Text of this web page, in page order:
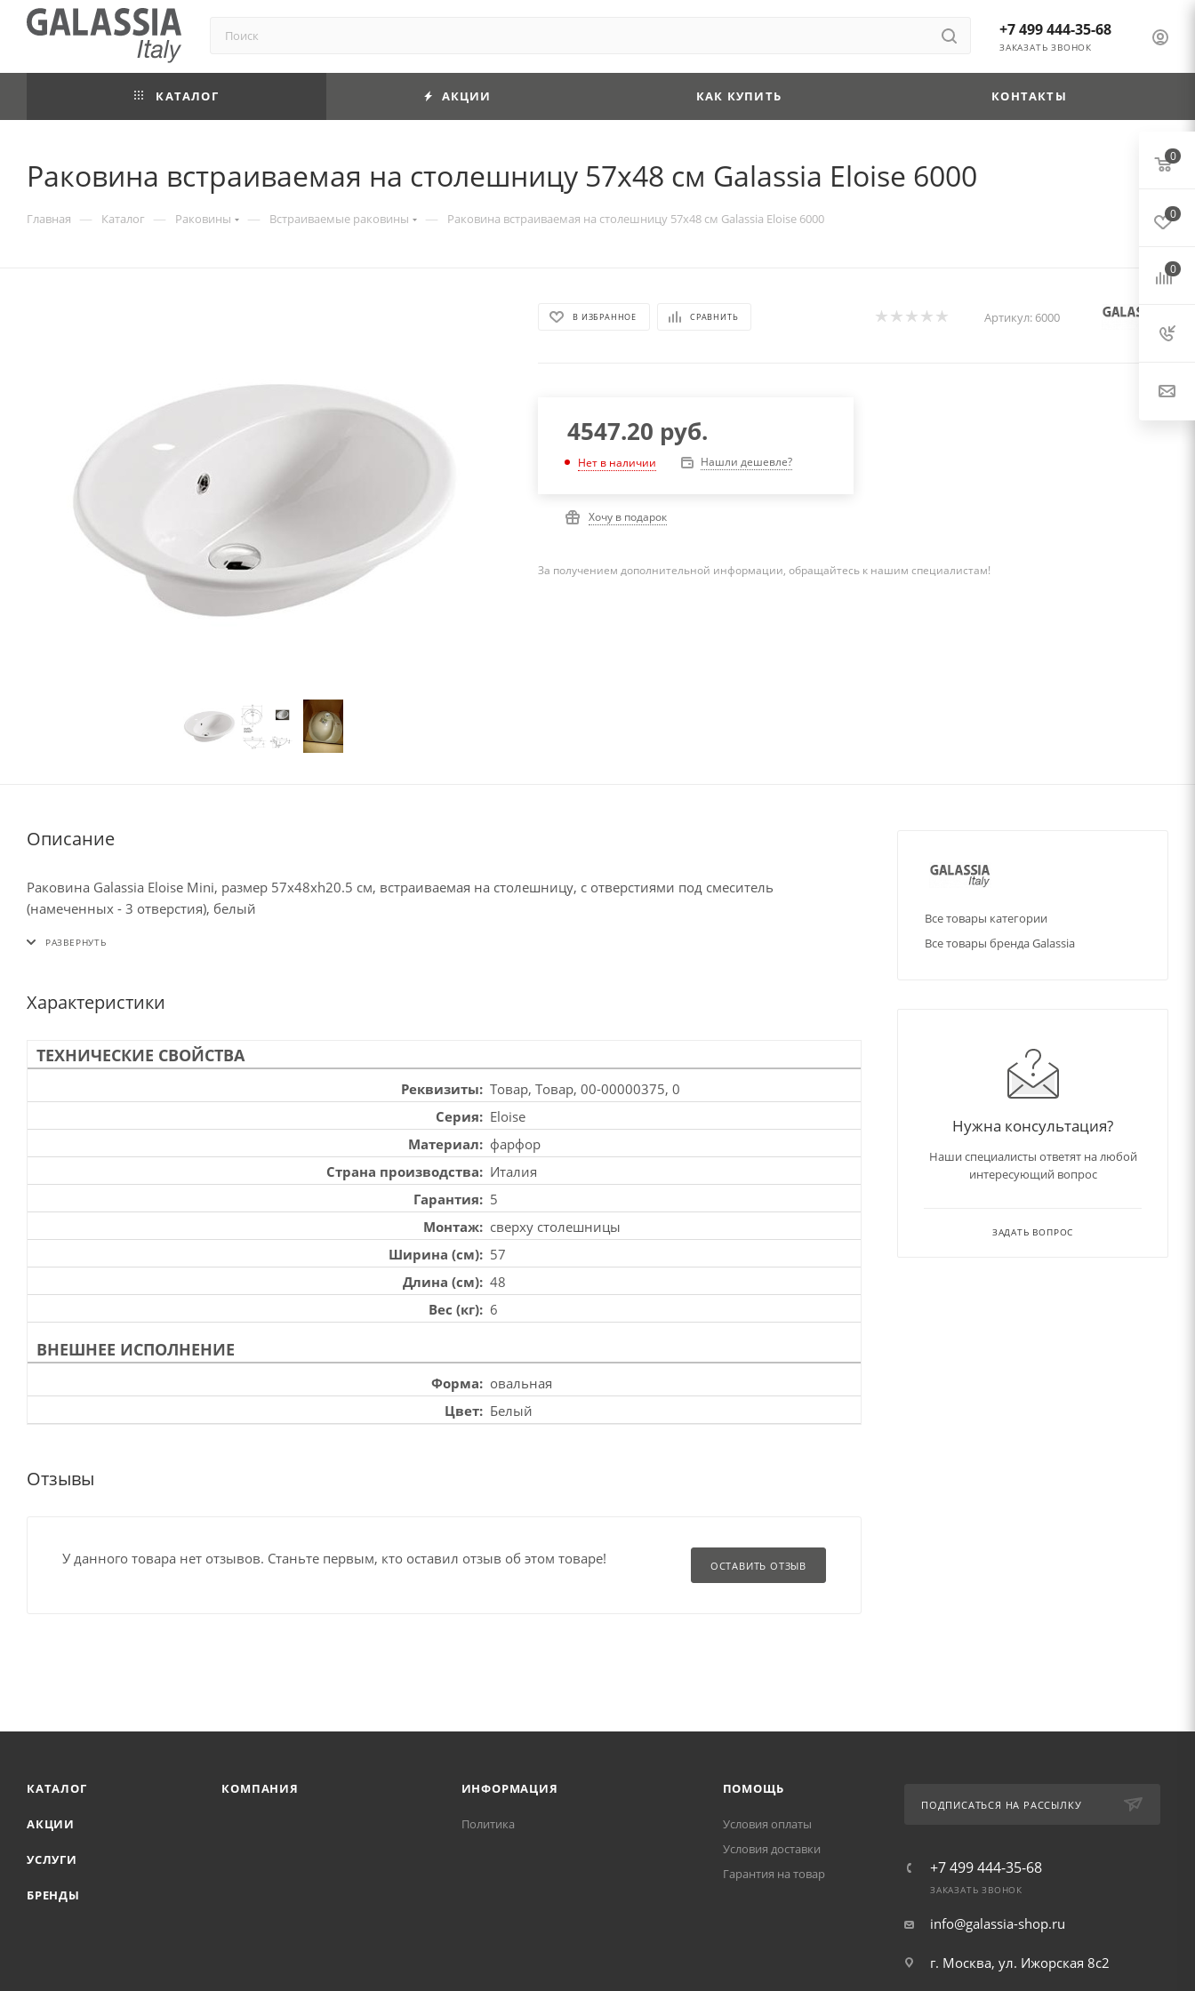
+7 499 444-35-68
ЗАКАЗАТЬ ЗВОНОК
КАТАЛОГ АКЦИИ КАК КУПИТЬ КОНТАКТЫ
Раковина встраиваемая на столешницу 57х48 см Galassia Eloise 6000
Главная — Каталог — Раковины — Встраиваемые раковины — Раковина встраиваемая на столешницу 57х48 см Galassia Eloise 6000
В ИЗБРАННОЕ СРАВНИТЬ Артикул: 6000
4547.20 руб.
Нет в наличии Нашли дешевле?
Хочу в подарок
За получением дополнительной информации, обращайтесь к нашим специалистам!
Описание
Раковина Galassia Eloise Mini, размер 57х48хh20.5 см, встраиваемая на столешницу, с отверстиями под смеситель
(намеченных - 3 отверстия), белый
Характеристики
ТЕХНИЧЕСКИЕ СВОЙСТВА
Реквизиты
Товар, Товар, 00-00000375, 0
Серия
Eloise
Материал
фарфор
Страна производства
Италия
Гарантия
5
Монтаж
сверху столешницы
Ширина (см)
57
Длина (см) 48
Вес (кг)
6
ВНЕШНЕЕ ИСПОЛНЕНИЕ
Форма
овальная
Цвет
Белый
Отзывы
ОСТАВИТЬ ОТЗЫВ
У данного товара нет отзывов. Станьте первым, кто оставил отзыв об этом товаре!
Все товары категории
Все товары бренда Galassia
Нужна консультация?
Наши специалисты ответят на любой
интересующий вопрос
ЗАДАТЬ ВОПРОС
КАТАЛОГ
АКЦИИ
УСЛУГИ
БРЕНДЫ
КОМПАНИЯ ИНФОРМАЦИЯ
Политика
ПОМОЩЬ
Условия оплаты
Условия доставки
Гарантия на товар
ПОДПИСАТЬСЯ НА РАССЫЛКУ
+7 499 444-35-68
ЗАКАЗАТЬ ЗВОНОК
info@galassia-shop.ru
г. Москва, ул. Ижорская 8с2
0
0
0